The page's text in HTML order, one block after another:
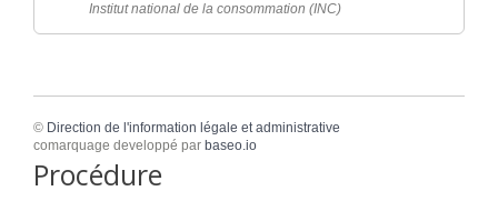
Institut national de la consommation (INC)
© Direction de l'information légale et administrative
comarquage developpé par baseo.io
Procédure